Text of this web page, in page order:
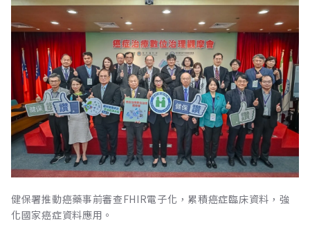
健保署推動癌藥事前審查FHIR電子化，累積癌症臨床資料，強
化國家癌症資料應用。